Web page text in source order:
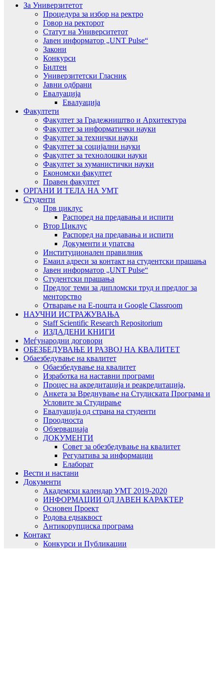
За Универзитетот
Процедура за избор на ректро
Говор на ректорот
Статут на Университетот
Јавен информатор „UNT Pulse“
Закони
Конкурси
Билтен
Универзитетски Гласник
Јавни одбрани
Евалуација
Евалуација
Факултети
Факултет за Градежништво и Архитектура
Факултет за информатички науки
Факултет за технички науки
Факултет за социјални науки
Факултет за технолошки науки
Факултет за хуманистички науки
Економски факултет
Правен факултет
ОРГАНИ И ТЕЛА НА УМТ
Студенти
Прв циклус
Распоред на предавањa и испити
Втор Циклус
Распоред на предавањa и испити
Документи и упатсва
Институционален правилник
Емаил адреси за контакт на студентски прашања
Јавен информатор „UNT Pulse“
Студентски прашања
Предлог теми за дипломски труд и предлог за
менторство
Отварање на Е-пошта и Google Classroom
НАУЧНИ ИСТРАЖУВАЊА
Staff Scientific Research Repositorium
ИЗДАДЕНИ КНИГИ
Меѓународни договори
ОБЕЗБЕДУВАЊЕ И РАЗВОЈ НА КВАЛИТЕТ
Обаезбедување на квалитет
Обаезбедување на квалитет
Изработка на наставни програми
Процес на акредитација и реакредитација,
Анкета за Вреднување на Студиската Програма и
Условите за Студирање
Евалуација од страна на студенти
Проодноста
Обзервациаја
ДОКУМЕНТИ
Совет за обезбедување на квалитет
Регулатива за информации
Елаборат
Вести и настани
Документи
Академски календар УМТ 2019-2020
ИНФОРМАЦИИ ОД ЈАВЕН КАРАКТЕР
Основен Проект
Родова еднаквост
Антикорупциска програма
Контакт
Конкурси и Публикации